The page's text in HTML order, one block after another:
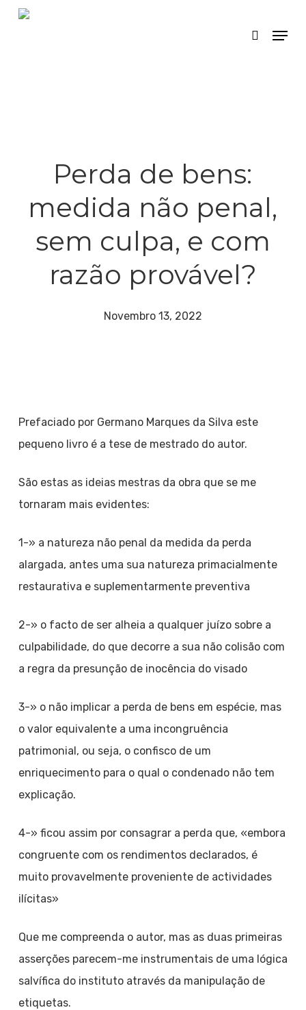
Skip
search
Menu
Perda de bens:
medida não penal,
sem culpa, e com
razão provável?
Novembro 13, 2022
Prefaciado por Germano Marques da Silva este
pequeno livro é a tese de mestrado do autor.
São estas as ideias mestras da obra que se me
tornaram mais evidentes:
1-» a natureza não penal da medida da perda
alargada, antes uma sua natureza primacialmente
restaurativa e suplementarmente preventiva
2-» o facto de ser alheia a qualquer juízo sobre a
culpabilidade, do que decorre a sua não colisão com
a regra da presunção de inocência do visado
3-» o não implicar a perda de bens em espécie, mas
o valor equivalente a uma incongruência
patrimonial, ou seja, o confisco de um
enriquecimento para o qual o condenado não tem
explicação.
4-» ficou assim por consagrar a perda que, «embora
congruente com os rendimentos declarados, é
muito provavelmente proveniente de actividades
ilícitas»
Que me compreenda o autor, mas as duas primeiras
asserções parecem-me instrumentais de uma lógica
salvífica do instituto através da manipulação de
etiquetas.